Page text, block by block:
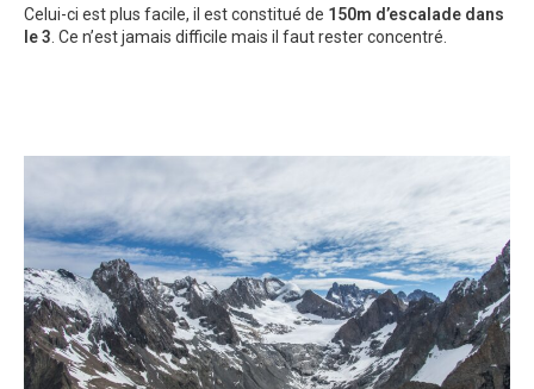
Celui-ci est plus facile, il est constitué de 150m d’escalade dans
le 3 . Ce n’est jamais difficile mais il faut rester concentré.